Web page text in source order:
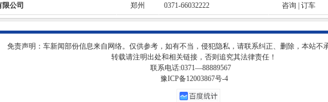
公司 郑州 0371-66032222 咨询 订车
免责声明：车新闻部份信息来自网络。仅供参考，如有不当，侵犯隐私，请联系纠正、删除，本站不
转载请注明出处和相关链接，否则追究其法律责任！
联系电话:0371—88889567
豫ICP备12003867号-4